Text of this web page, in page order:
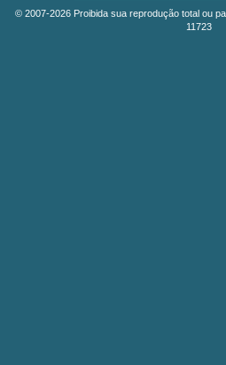
© 2007-2026 Proibida sua reprodução total ou
11723